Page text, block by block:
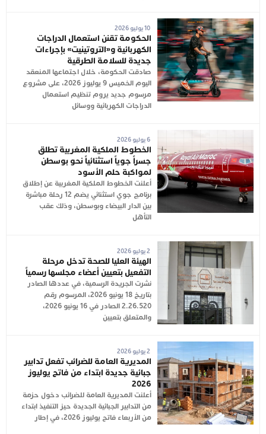
10 يوليو 2026
الحكومة تقنن استعمال الدراجات
الكهربائية و«التروتينيت» بإجراءات
جديدة للسلامة الطرقية
صادقت الحكومة، خلال اجتماعها المنعقد
اليوم الخميس 9 يوليوز 2026، على مشروع
مرسوم جديد يروم تنظيم استعمال
الدراجات الكهربائية ووسائل
6 يوليو 2026
الخطوط الملكية المغربية تطلق
جسراً جوياً استثنائياً نحو بوسطن
لمواكبة حلم الأسود
أعلنت الخطوط الملكية المغربية عن إطلاق
برنامج جوي استثنائي يضم 12 رحلة مباشرة
بين الدار البيضاء وبوسطن، وذلك عقب
التأهل
2 يوليو 2026
الهيئة العليا للصحة تدخل مرحلة
التفعيل بتعيين أعضاء مجلسها رسمياً
نشرت الجريدة الرسمية، في عددها الصادر
بتاريخ 18 يونيو 2026، المرسوم رقم
2.26.520 الصادر في 16 يونيو 2026،
والمتعلق بتعيين
2 يوليو 2026
المديرية العامة للضرائب تفعل تدابير
جبائية جديدة ابتداء من فاتح يوليوز
2026
أعلنت المديرية العامة للضرائب دخول حزمة
من التدابير الجبائية الجديدة حيز التنفيذ ابتداء
من الأربعاء فاتح يوليوز 2026، في إطار